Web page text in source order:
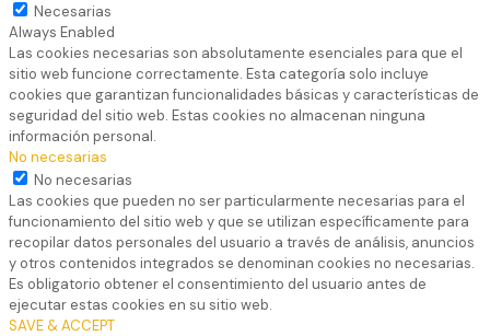
Necesarias
Always Enabled
Las cookies necesarias son absolutamente esenciales para que el
sitio web funcione correctamente. Esta categoría solo incluye
cookies que garantizan funcionalidades básicas y características de
seguridad del sitio web. Estas cookies no almacenan ninguna
información personal.
No necesarias
No necesarias
Las cookies que pueden no ser particularmente necesarias para el
funcionamiento del sitio web y que se utilizan específicamente para
recopilar datos personales del usuario a través de análisis, anuncios
y otros contenidos integrados se denominan cookies no necesarias.
Es obligatorio obtener el consentimiento del usuario antes de
ejecutar estas cookies en su sitio web.
SAVE & ACCEPT